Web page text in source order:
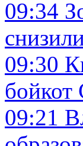
09:34
09:30
09:21